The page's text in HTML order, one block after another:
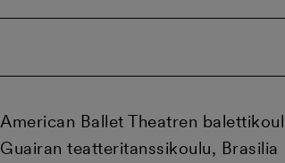
American Ballet Theatren
Guairan teatteritanssikoulu, Brasilia